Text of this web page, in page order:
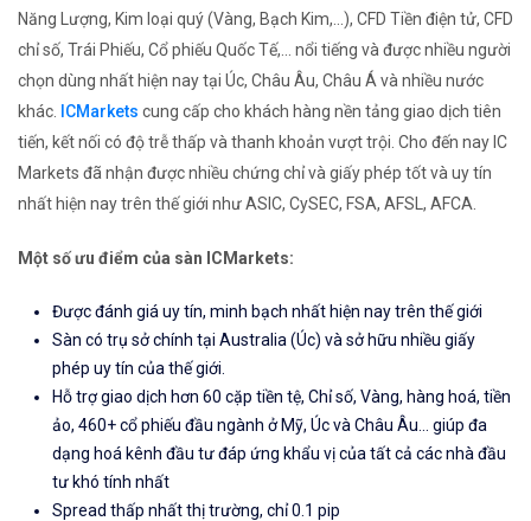
Năng Lượng, Kim loại quý (Vàng, Bạch Kim,...), CFD Tiền điện tử, CFD
chỉ số, Trái Phiếu, Cổ phiếu Quốc Tế,... nổi tiếng và được nhiều người
chọn dùng nhất hiện nay tại Úc, Châu Âu, Châu Á và nhiều nước
khác. ICMarkets cung cấp cho khách hàng nền tảng giao dịch tiên
tiến, kết nối có độ trễ thấp và thanh khoản vượt trội. Cho đến nay IC
Markets đã nhận được nhiều chứng chỉ và giấy phép tốt và uy tín
nhất hiện nay trên thế giới như ASIC, CySEC, FSA, AFSL, AFCA.
Một số ưu điểm của sàn ICMarkets:
Được đánh giá uy tín, minh bạch nhất hiện nay trên thế giới
Sàn có trụ sở chính tại Australia (Úc) và sở hữu nhiều giấy
phép uy tín của thế giới.
Hỗ trợ giao dịch hơn 60 cặp tiền tệ, Chỉ số, Vàng, hàng hoá, tiền
ảo, 460+ cổ phiếu đầu ngành ở Mỹ, Úc và Châu Âu... giúp đa
dạng hoá kênh đầu tư đáp ứng khẩu vị của tất cả các nhà đầu
tư khó tính nhất
Spread thấp nhất thị trường, chỉ 0.1 pip